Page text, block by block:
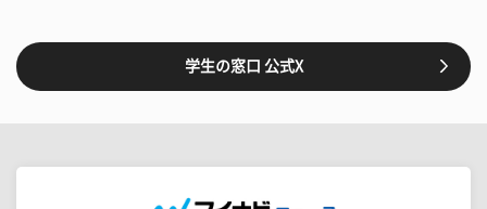
学生の窓口 公式X